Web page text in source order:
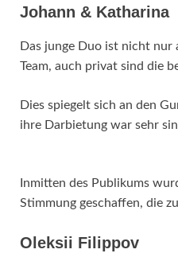
Johann & Katharina
Das junge Duo ist nicht nur
Team, auch privat sind die
Dies spiegelt sich an den
ihre Darbietung war sehr
Inmitten des Publikums
Stimmung geschaffen, die
Oleksii Filippov